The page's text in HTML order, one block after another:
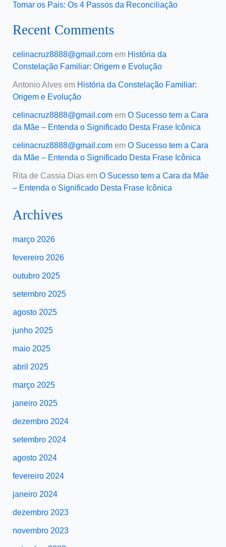
Tomar os Pais: Os 4 Passos da Reconciliação
Recent Comments
celinacruz8888@gmail.comem História da
Constelação Familiar: Origem e Evolução
Antonio Alvesem História da Constelação Familiar:
Origem e Evolução
celinacruz8888@gmail.comem O Sucesso tem a Cara
da Mãe – Entenda o Significado Desta Frase Icônica
celinacruz8888@gmail.comem O Sucesso tem a Cara
da Mãe – Entenda o Significado Desta Frase Icônica
Rita de Cassia Diasem O Sucesso tem a Cara da Mãe
– Entenda o Significado Desta Frase Icônica
Archives
março 2026
fevereiro 2026
outubro 2025
setembro 2025
agosto 2025
junho 2025
maio 2025
abril 2025
março 2025
janeiro 2025
dezembro 2024
setembro 2024
agosto 2024
fevereiro 2024
janeiro 2024
dezembro 2023
novembro 2023